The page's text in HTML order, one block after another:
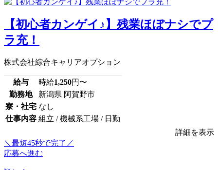
【初心者カンゲイ♪】残業ほぼナシでプ
ラ充！
株式会社綜合キャリアオプション
給与 時給1,250円〜
勤務地
新潟県 阿賀野市
寮・社宅 なし
仕事内容 組立 / 機械系工場 / 日勤
詳細を表示
＼最短45秒で完了／
応募へ進む